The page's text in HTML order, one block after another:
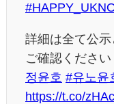
詳細は全て公
ご確認ください‍
정윤호 #유노윤
https://t.co/